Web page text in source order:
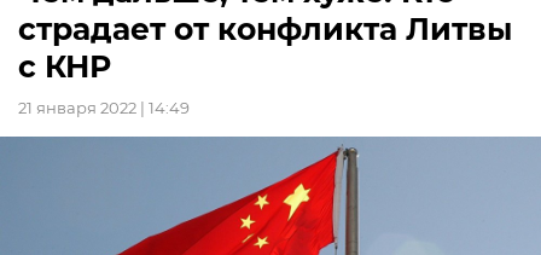
страдает от конфликта Литвы
с КНР
21 января 2022 | 14:49